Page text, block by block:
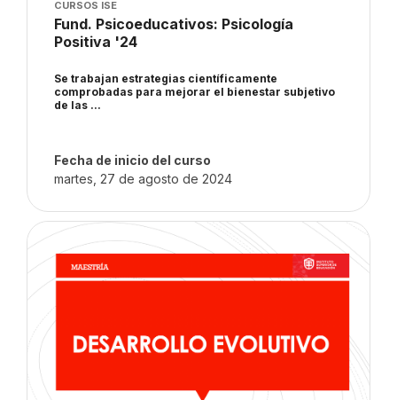
Imagen del curso
CURSOS ISE
Nombre del curso
Fund. Psicoeducativos: Psicología
Positiva '24
Se trabajan estrategias científicamente
comprobadas para mejorar el bienestar subjetivo
de las ...
Fecha de inicio del curso
martes, 27 de agosto de 2024
Imagen del curso" Desarrollo Evolutivo '24